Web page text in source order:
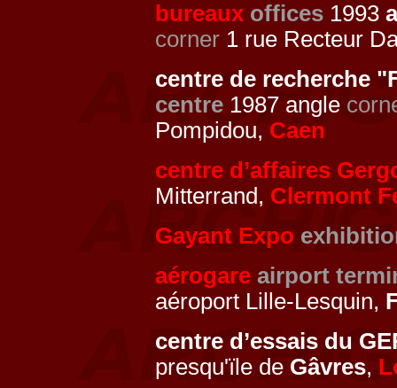
bureaux offices 1993
corner 1 rue Recteur
centre de recherche
centre 1987 angle
Pompidou, Caen
centre d’affaires
Mitterrand, Clermont
Gayant Expo
aérogare airport
aéroport Lille-Lesquin,
centre d’essais du
presqu'ïle de Gâvres,